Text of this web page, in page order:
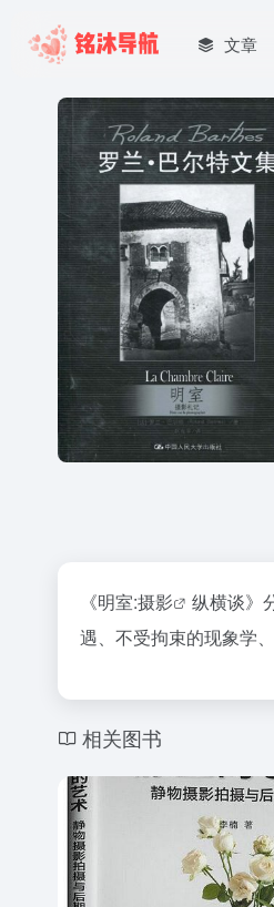
文章
《明室:摄影
纵横谈》
遇、不受拘束的现象学
相关图书